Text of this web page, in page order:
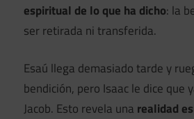
espiritual de lo que ha dicho: la
ser retirada ni transferida.
Esaú llega demasiado tarde y
bendición, pero Isaac le dice que
Jacob. Esto revela una realidad